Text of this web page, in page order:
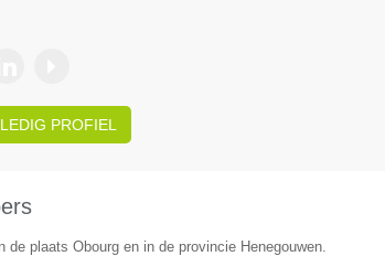
PROFIEL
de plaats Obourg en in de provincie Henegouwen.